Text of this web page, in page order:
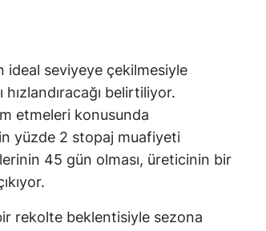
ideal seviyeye çekilmesiyle
hızlandıracağı belirtiliyor.
etmeleri konusunda
yüzde 2 stopaj muafiyeti
45 gün olması, üreticinin bir
rekolte beklentisiyle sezona